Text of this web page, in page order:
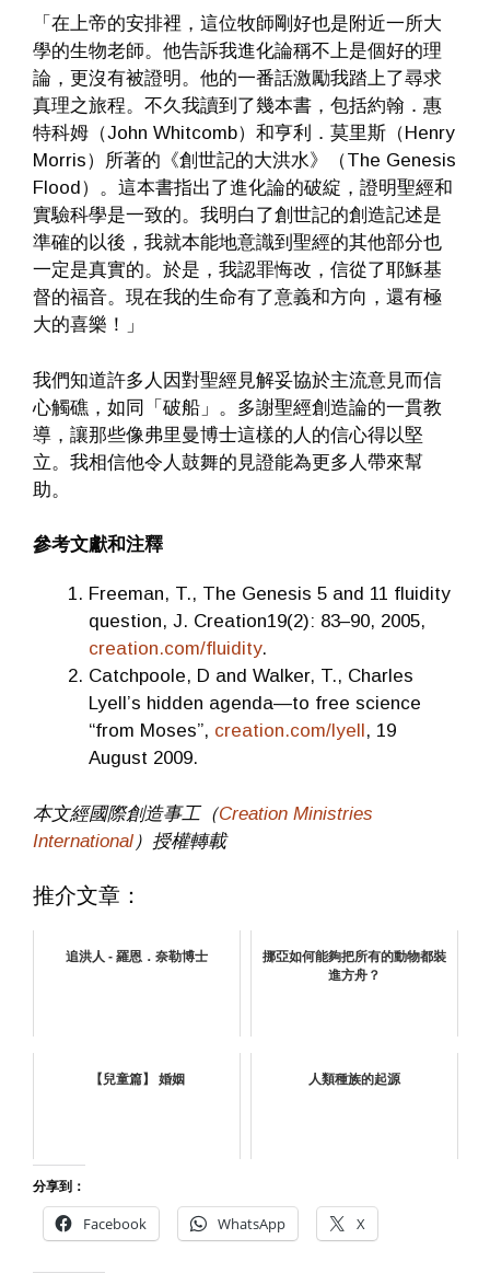
「在上帝的安排裡，這位牧師剛好也是附近一所大
學的生物老師。他告訴我進化論稱不上是個好的理
論，更沒有被證明。他的一番話激勵我踏上了尋求
真理之旅程。不久我讀到了幾本書，包括約翰．惠
特科姆（John Whitcomb）和亨利．莫里斯（Henry
Morris）所著的《創世記的大洪水》（The Genesis
Flood）。這本書指出了進化論的破綻，證明聖經和
實驗科學是一致的。我明白了創世記的創造記述是
準確的以後，我就本能地意識到聖經的其他部分也
一定是真實的。於是，我認罪悔改，信從了耶穌基
督的福音。現在我的生命有了意義和方向，還有極
大的喜樂！」
我們知道許多人因對聖經見解妥協於主流意見而信
心觸礁，如同「破船」。多謝聖經創造論的一貫教
導，讓那些像弗里曼博士這樣的人的信心得以堅
立。我相信他令人鼓舞的見證能為更多人帶來幫
助。
參考文獻和注釋
Freeman, T., The Genesis 5 and 11 fluidity
question, J. Creation19(2): 83–90, 2005,
creation.com/fluidity.
Catchpoole, D and Walker, T., Charles
Lyell’s hidden agenda—to free science
“from Moses”, creation.com/lyell , 19
August 2009.
本文經國際創造事工（Creation Ministries
International ）授權轉載
推介文章：
追洪人 - 羅恩．奈勒博士
挪亞如何能夠把所有的動物都裝
進方舟？
【兒童篇】 婚姻 人類種族的起源
分享到：
Facebook WhatsApp X